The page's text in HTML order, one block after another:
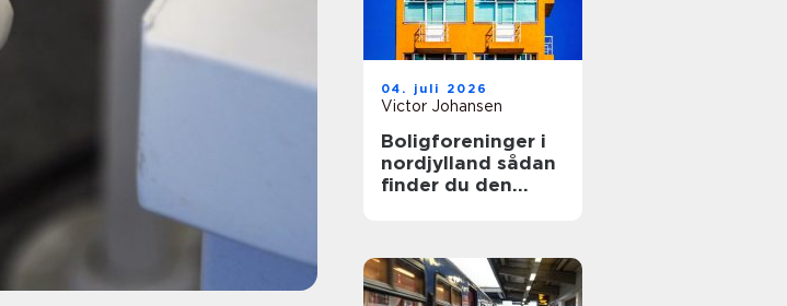
04. juli 2026
Victor Johansen
Boligforeninger i
nordjylland sådan
finder du den